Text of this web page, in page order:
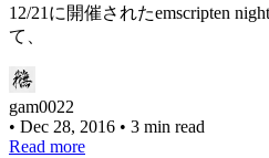
12/21に開催されたemscripten
て、
gam0022
• Dec 28, 2016 • 3 min read
Read more